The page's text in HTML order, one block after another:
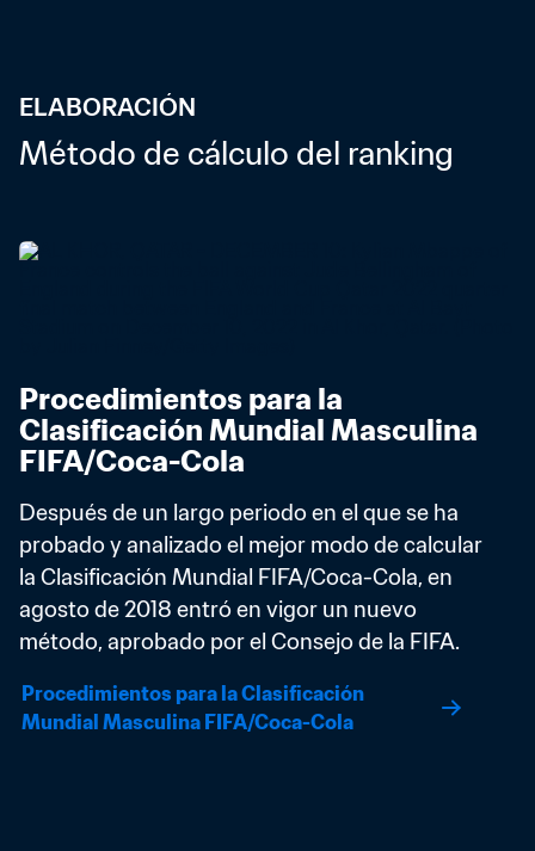
ELABORACIÓN
Método de cálculo del ranking
Procedimientos para la
Clasificación Mundial Masculina
FIFA/Coca-Cola
Después de un largo periodo en el que se ha
probado y analizado el mejor modo de calcular
la Clasificación Mundial FIFA/Coca-Cola, en
agosto de 2018 entró en vigor un nuevo
método, aprobado por el Consejo de la FIFA.
Procedimientos para la Clasificación
Mundial Masculina FIFA/Coca-Cola